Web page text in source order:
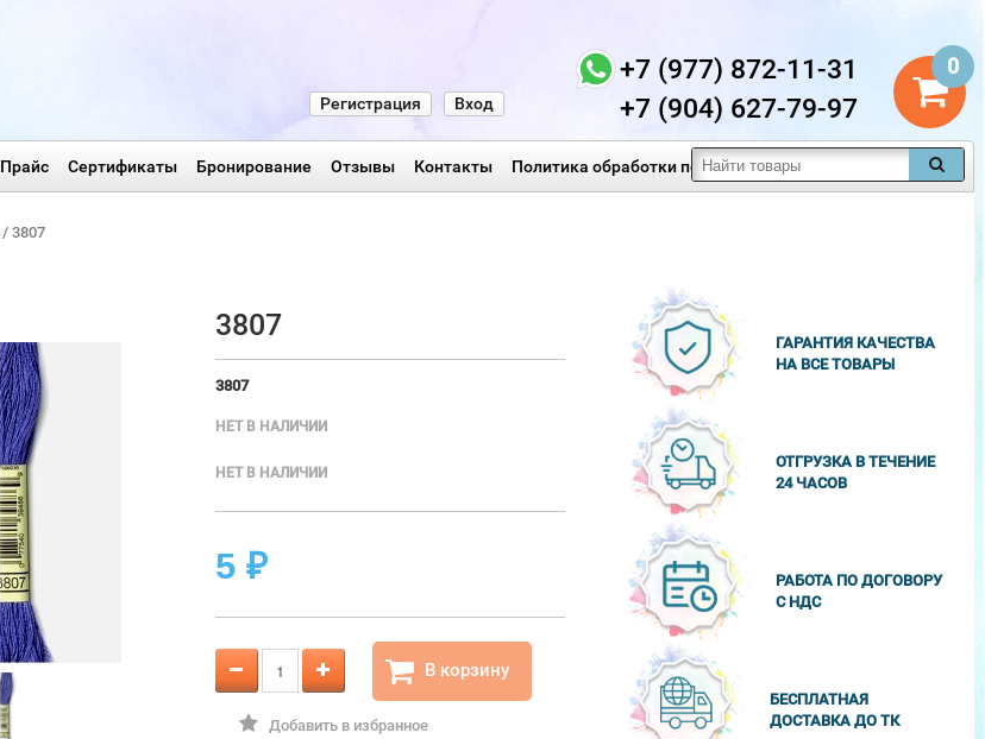
0
+7 (977) 872-11-31
+7 (904) 627-79-97
Вход
Регистрация
Прайс Сертификаты Бронирование Отзывы Контакты Политика обработки персональных данных
/ 3807
3807
3807
НЕТ В НАЛИЧИИ
НЕТ В НАЛИЧИИ
5 ₽
В корзину
Добавить в избранное
ГАРАНТИЯ КАЧЕСТВА
НА ВСЕ ТОВАРЫ
ОТГРУЗКА В ТЕЧЕНИЕ
24 ЧАСОВ
РАБОТА ПО ДОГОВОРУ
С НДС
БЕСПЛАТНАЯ
ДОСТАВКА ДО ТК